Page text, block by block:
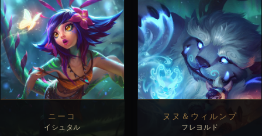
ニーコ
イシュタル
ヌヌ＆ウィルンプ
フレヨルド